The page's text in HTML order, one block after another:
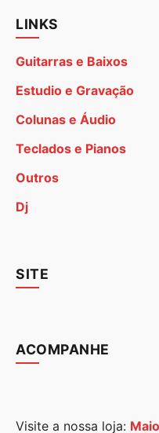
LINKS
Guitarras e Baixos
Estudio e Gravação
Colunas e Áudio
Teclados e Pianos
Outros
Dj
SITE
ACOMPANHE
Visite a nossa loja: